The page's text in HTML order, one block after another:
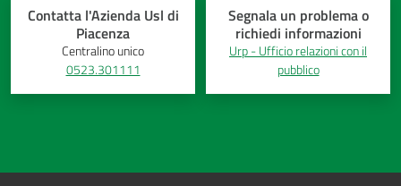
Costruiamo
Contatta l'Azienda Usl di
Piacenza
Centralino unico
0523.301111
Segnala un problema o
richiedi informazioni
Urp - Ufficio relazioni con il
pubblico